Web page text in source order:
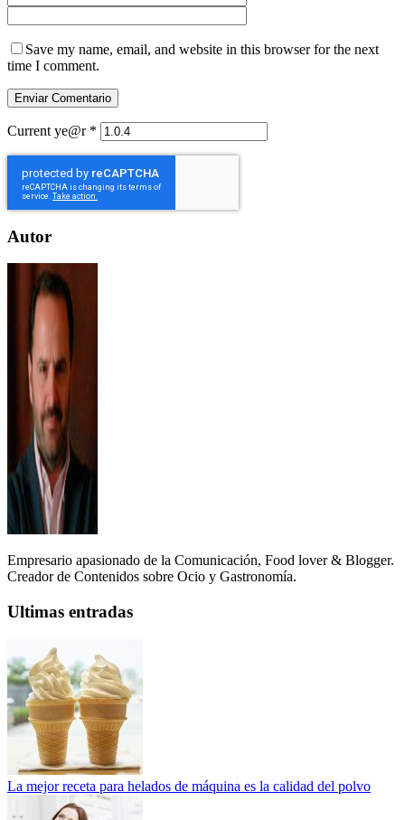
Save my name, email, and website in this browser for the next
time I comment.
Current ye@r *
Autor
Empresario apasionado de la Comunicación, Food lover & Blogger.
Creador de Contenidos sobre Ocio y Gastronomía.
Ultimas entradas
La mejor receta para helados de máquina es la calidad del polvo